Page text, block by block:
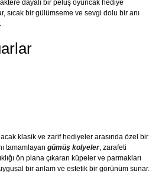
dayalı bir peluş oyuncak hediye
sıcak bir gülümseme ve sevgi dolu bir anı
klasik ve zarif hediyeler arasında özel bir
tamamlayan gümüş kolyeler, zarafeti
ön plana çıkaran küpeler ve parmakları
bir anlam ve estetik bir görünüm sunar.